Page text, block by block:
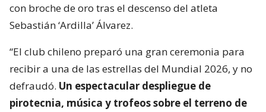
con broche de oro tras el descenso del atleta
Sebastián ‘Ardilla’ Álvarez.
“El club chileno preparó una gran ceremonia para
recibir a una de las estrellas del Mundial 2026, y no
defraudó. Un espectacular despliegue de
pirotecnia, música y trofeos sobre el terreno de